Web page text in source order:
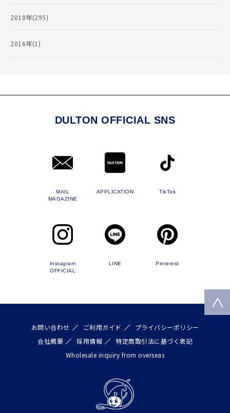
2018年(295)
2016年(1)
DULTON OFFICIAL SNS
MAIL
MAGAZINE
APPLICATION TikTok
Instagram
OFFICIAL
LINE Pinterest
お問い合わせ ご利用ガイド
プライバシーポリシー
会社概要
採用情報
特定商取引法に基づく表記
Wholesale inquiry from overseas